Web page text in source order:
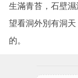
生滿青苔，石壁
望看洞外別有洞
的。